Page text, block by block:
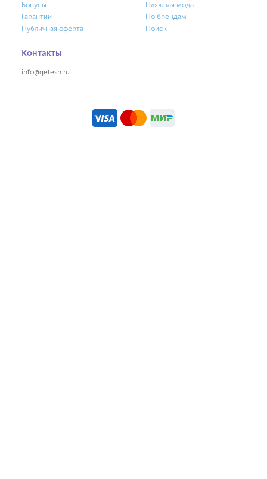
Контакты
info@qetesh.ru
Бонусы
Гарантии
Публичная оферта
Пляжная мода
По брендам
Поиск